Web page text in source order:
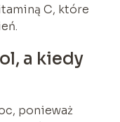
C, które
a kiedy
ponieważ